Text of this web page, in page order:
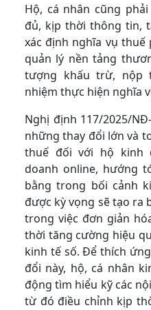
Hộ, cá nhân cũng
đủ, kịp thời thông tin,
xác định nghĩa vụ thuế
quản lý nền tảng
tượng khấu trừ, nộp
nhiệm thực hiện nghĩa
Nghị định 117/2025/
những thay đổi lớn và
thuế đối với hộ kinh
doanh online, hướng
bằng trong bối cảnh
được kỳ vọng sẽ tạo ra
trong việc đơn giản
thời tăng cường hiệu
kinh tế số. Để thích
đổi này, hộ, cá nhân
động tìm hiểu kỹ các
từ đó điều chỉnh kịp